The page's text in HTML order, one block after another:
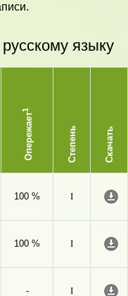
языку
Опережает
1
Степень Скачать
100 %
I
100 %
I
-
I